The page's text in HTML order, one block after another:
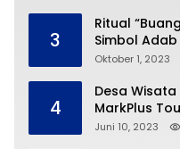
3
Ritual
Simbol
Oktober 1, 2023
4
Desa
MarkPlus
Juni 10, 2023